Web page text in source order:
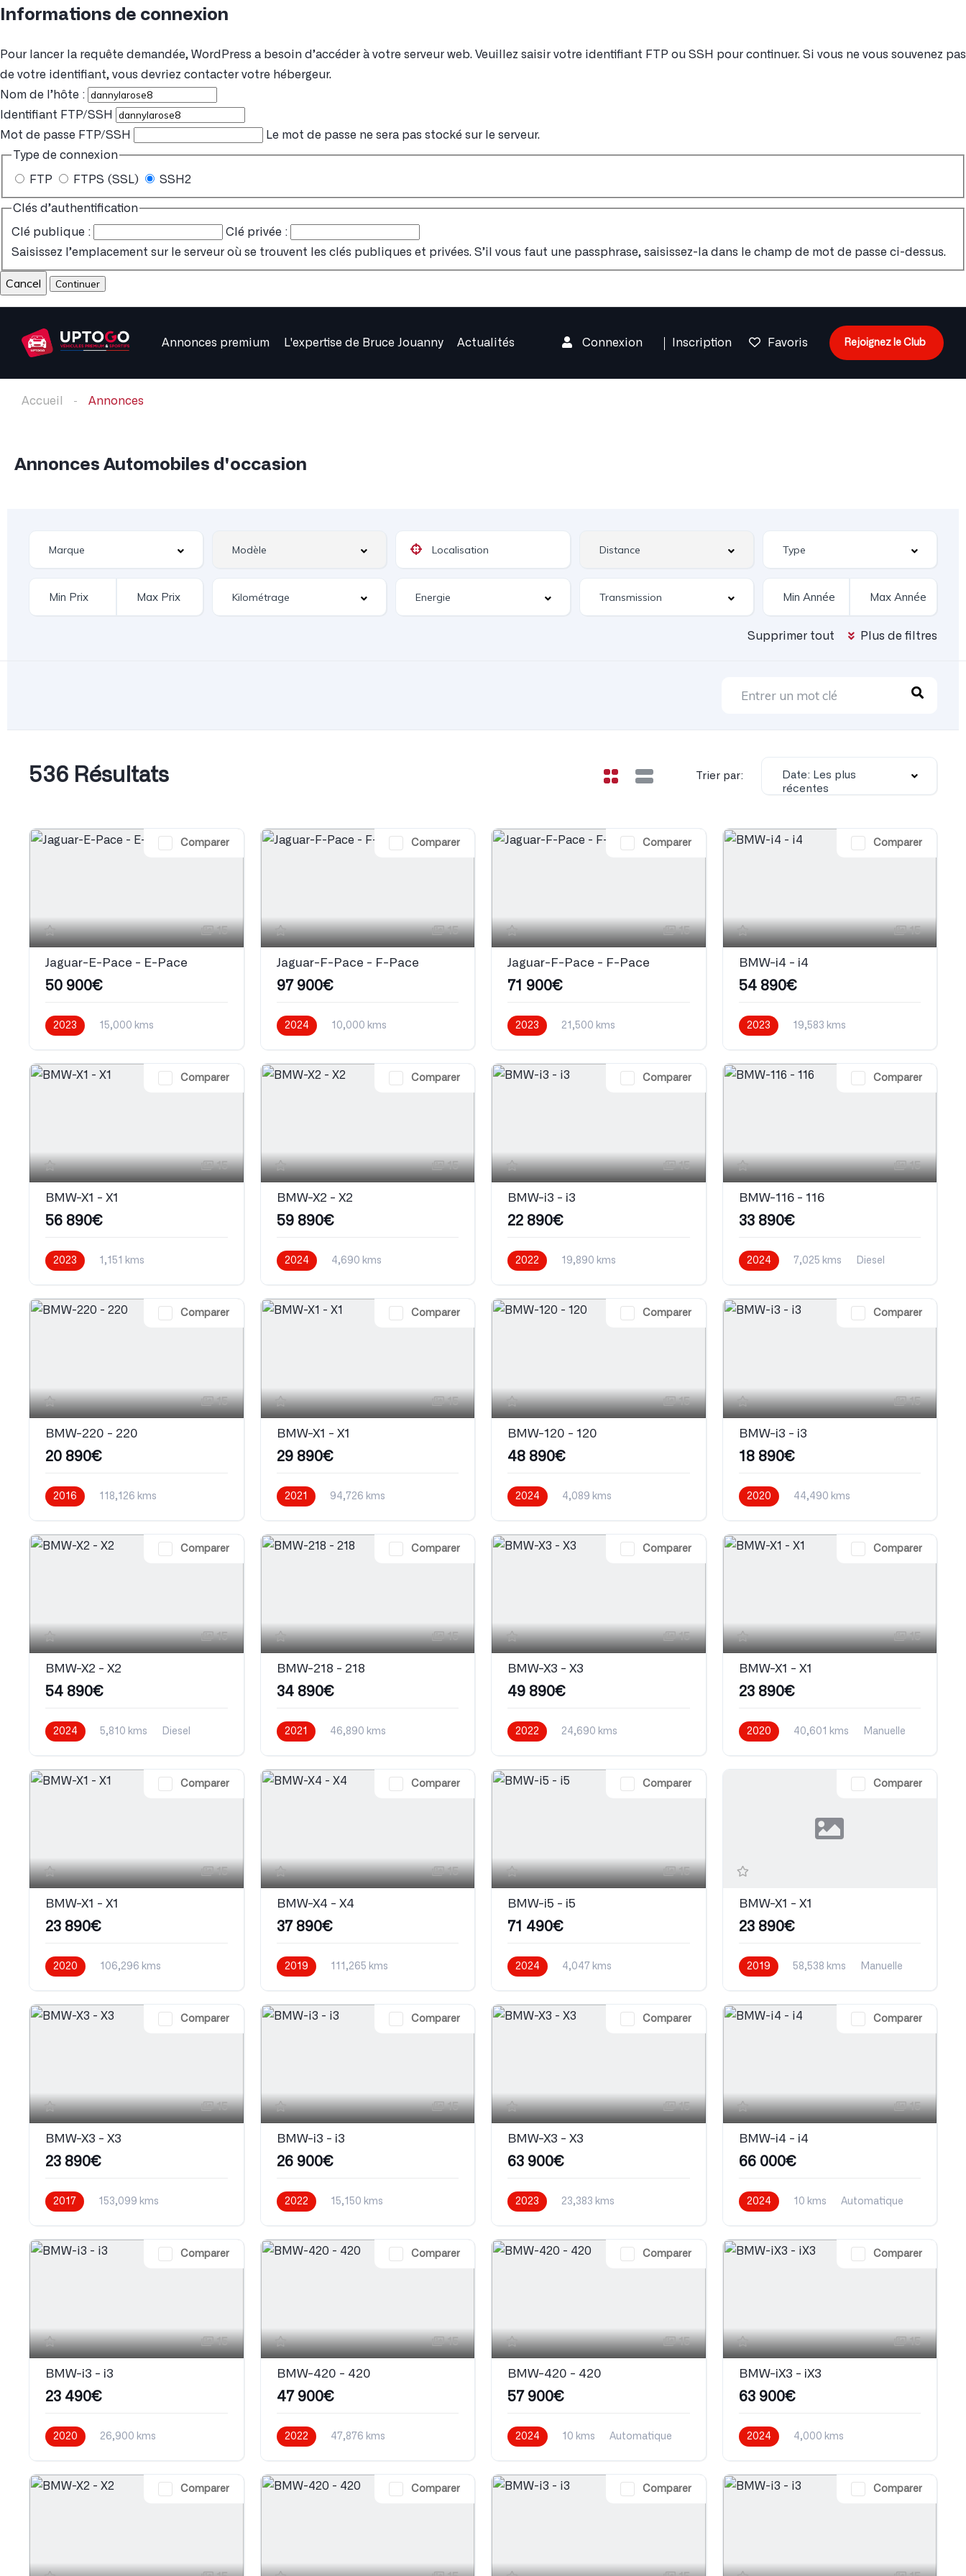
Informations de connexion
Pour lancer la requête demandée, WordPress a besoin d’accéder à votre serveur web. Veuillez saisir votre identifiant FTP ou SSH pour continuer. Si vous ne vous souvenez pas
de votre identifiant, vous devriez contacter votre hébergeur.
Nom de l’hôte :
Identifiant FTP/SSH
Mot de passe FTP/SSH
Le mot de passe ne sera pas stocké sur le serveur.
Type de connexion
FTP FTPS (SSL) SSH2
Clés d’authentification
Clé publique :
Clé privée :
Saisissez l’emplacement sur le serveur où se trouvent les clés publiques et privées. S’il vous faut une passphrase, saisissez-la dans le champ de mot de passe ci-dessus.
Cancel
Annonces premium L'expertise de Bruce Jouanny Actualités Connexion Inscription Favoris Rejoignez le Club
Accueil Annonces
Annonces Automobiles d'occasion
Supprimer tout Plus de filtres
536 Résultats Trier par:
Date: Les plus
récentes
Comparer
15
Jaguar-E-Pace - E-Pace
50 900€
2023
15,000 kms
Comparer
15
Jaguar-F-Pace - F-Pace
97 900€
2024
10,000 kms
Comparer
15
Jaguar-F-Pace - F-Pace
71 900€
2023
21,500 kms
Comparer
15
BMW-i4 - i4
54 890€
2023
19,583 kms
Comparer
15
BMW-X1 - X1
56 890€
2023
1,151 kms
Comparer
15
BMW-X2 - X2
59 890€
2024
4,690 kms
Comparer
15
BMW-i3 - i3
22 890€
2022
19,890 kms
Comparer
15
BMW-116 - 116
33 890€
2024 7,025 kms Diesel
Comparer
15
BMW-220 - 220
20 890€
2016
118,126 kms
Comparer
15
BMW-X1 - X1
29 890€
2021
94,726 kms
Comparer
15
BMW-120 - 120
48 890€
2024 4,089 kms
Comparer
15
BMW-i3 - i3
18 890€
2020
44,490 kms
Comparer
15
BMW-X2 - X2
54 890€
2024 5,810 kms Diesel
Comparer
15
BMW-218 - 218
34 890€
2021
46,890 kms
Comparer
15
BMW-X3 - X3
49 890€
2022
24,690 kms
Comparer
15
BMW-X1 - X1
23 890€
2020 40,601 kms
Manuelle
Comparer
15
BMW-X1 - X1
23 890€
2020
106,296 kms
Comparer
15
BMW-X4 - X4
37 890€
2019
111,265 kms
Comparer
15
BMW-i5 - i5
71 490€
2024
4,047 kms
Comparer
BMW-X1 - X1
23 890€
2019 58,538 kms
Manuelle
Comparer
15
BMW-X3 - X3
23 890€
2017
153,099 kms
Comparer
15
BMW-i3 - i3
26 900€
2022
15,150 kms
Comparer
15
BMW-X3 - X3
63 900€
2023
23,383 kms
Comparer
15
BMW-i4 - i4
66 000€
2024 10 kms
Automatique
Comparer
15
BMW-i3 - i3
23 490€
2020
26,900 kms
Comparer
15
BMW-420 - 420
47 900€
2022
47,876 kms
Comparer
15
BMW-420 - 420
57 900€
2024 10 kms
Automatique
Comparer
15
BMW-iX3 - iX3
63 900€
2024
4,000 kms
Comparer Comparer Comparer Comparer